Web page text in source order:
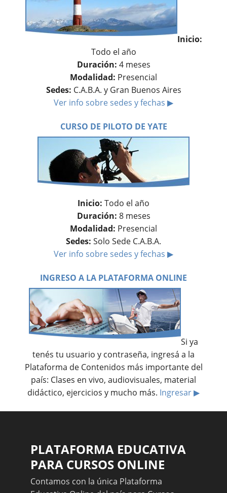
Inicio:
Todo el año
Duración: 4 meses
Modalidad: Presencial
Sedes: C.A.B.A. y Gran Buenos Aires
Ver info sobre sedes y fechas ▶
CURSO DE PILOTO DE YATE
Inicio: Todo el año
Duración: 8 meses
Modalidad: Presencial
Sedes: Solo Sede C.A.B.A.
Ver info sobre sedes y fechas ▶
INGRESO A LA PLATAFORMA ONLINE
Si ya
tenés tu usuario y contraseña, ingresá a la
Plataforma de Contenidos más importante del
país: Clases en vivo, audiovisuales, material
didáctico, ejercicios y mucho más. Ingresar ▶
PLATAFORMA EDUCATIVA
PARA CURSOS ONLINE
Contamos con la única Plataforma